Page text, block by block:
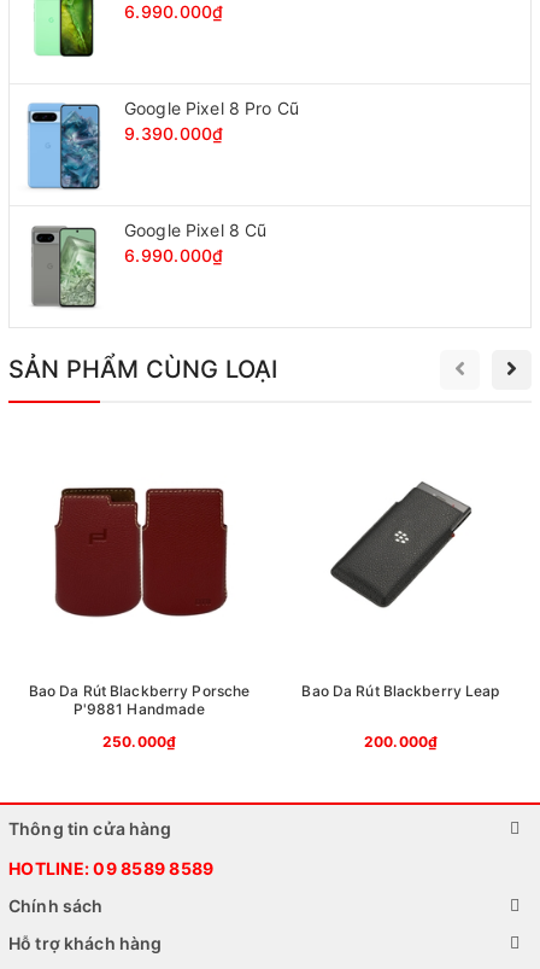
6.990.000₫
Google Pixel 8 Pro Cũ
9.390.000₫
Google Pixel 8 Cũ
6.990.000₫
SẢN PHẨM CÙNG LOẠI
Bao Da Rút Blackberry Porsche
P'9881 Handmade
250.000₫
Bao Da Rút Blackberry Leap
200.000₫
Thông tin cửa hàng
HOTLINE:09 8589 8589
Chính sách
Hỗ trợ khách hàng